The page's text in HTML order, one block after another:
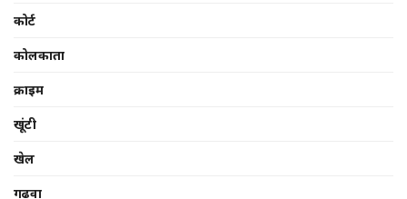
कोर्ट
कोलकाता
क्राइम
खूंटी
खेल
गढ़वा